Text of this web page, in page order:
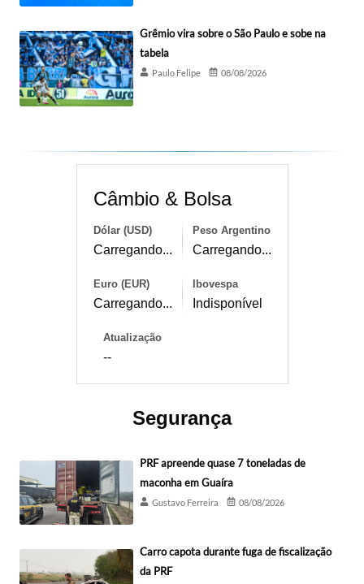
Grêmio vira sobre o São Paulo e sobe na
tabela
Paulo Felipe 08/08/2026
Câmbio & Bolsa
Dólar (USD)
Carregando...
Peso Argentino
Carregando...
Euro (EUR)
Carregando...
Ibovespa
Indisponível
Atualização
--
Segurança
PRF apreende quase 7 toneladas de
maconha em Guaíra
Gustavo Ferreira 08/08/2026
Carro capota durante fuga de fiscalização
da PRF